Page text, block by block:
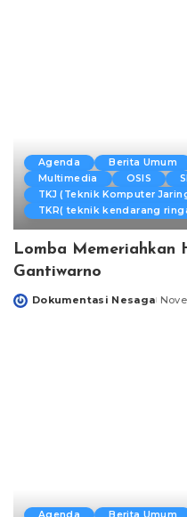
Agenda Berita Umum
Multimedia
OSIS
TKJ (Teknik Komputer
TKR( teknik kendarang
Lomba Memeriahkan
Gantiwarno
Posted
Dokumentasi Nesaga
Agenda Berita Umum